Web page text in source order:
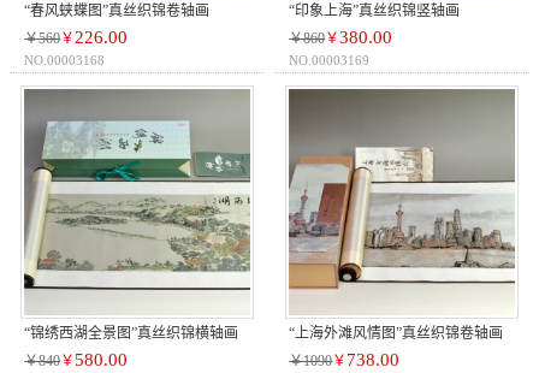
“春风蛱蝶图”真丝织锦卷轴画
￥560￥ 226.00
NO.00003168
“印象上海”真丝织锦竖轴画
￥860￥380.00
NO.00003169
“锦绣西湖全景图”真丝织锦横轴画
￥840￥580.00
“上海外滩风情图”真丝织锦卷轴画
￥1090￥ 738.00